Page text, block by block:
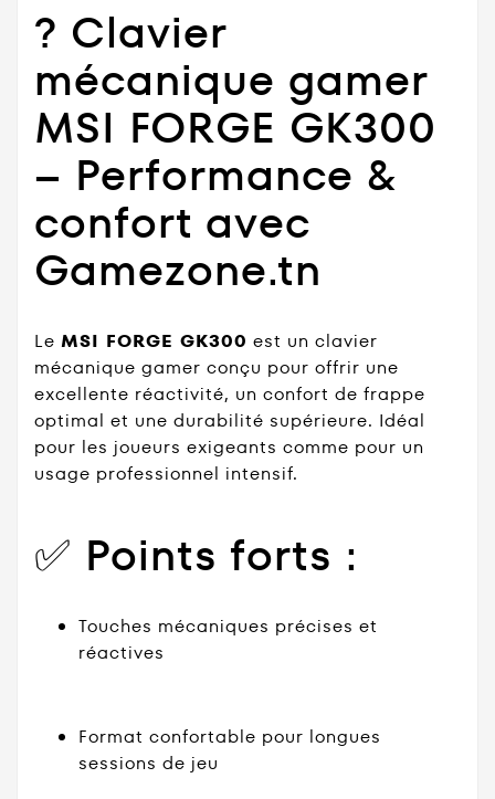
? Clavier
mécanique gamer
MSI FORGE GK300
– Performance &
confort avec
Gamezone.tn
Le MSI FORGE GK300 est un clavier
mécanique gamer conçu pour offrir une
excellente réactivité, un confort de frappe
optimal et une durabilité supérieure. Idéal
pour les joueurs exigeants comme pour un
usage professionnel intensif.
✅ Points forts :
Touches mécaniques précises et
réactives
Format confortable pour longues
sessions de jeu